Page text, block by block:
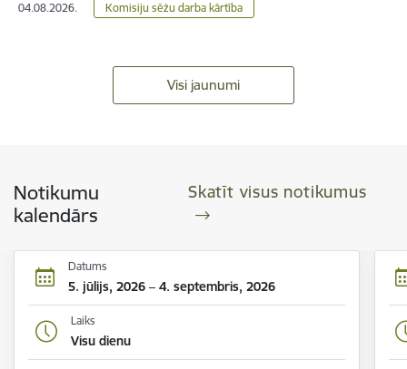
04.08.2026. Komisiju sēžu darba kārtība
Visi jaunumi
Notikumu
kalendārs
Skatīt visus notikumus
Datums
5. jūlijs, 2026 – 4. septembris, 2026
Laiks
Visu dienu